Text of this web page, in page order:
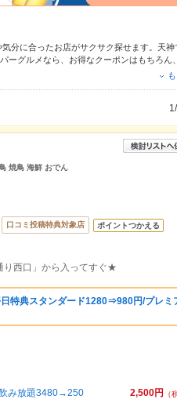
分に合ったお店がサクサク探せます。天神
ーグルメなら、お得なクーポンはもちろん
いるので安心！24時間使える簡単便利なネ
焼鳥 海鮮 おでん
口コミ投稿特典対象店 ポイントつかえる
り西口」から入ってすぐ★
特典スタンダード1280⇒980円/プレミ
2,500円
（
み放題3480→250